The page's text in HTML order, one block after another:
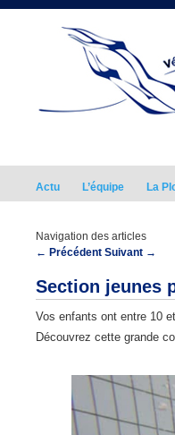
Actu L’équipe La
Navigation des articles
← Précédent Suivant →
Section jeunes
Vos enfants ont entre 10
Découvrez cette grande